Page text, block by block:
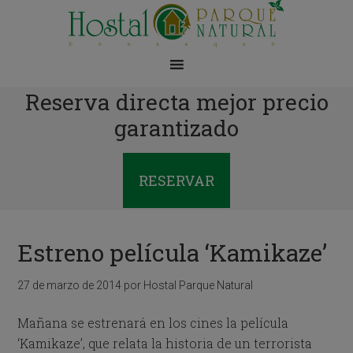
Reserva directa mejor precio
garantizado
RESERVAR
Estreno película ‘Kamikaze’
27 de marzo de 2014 por Hostal Parque Natural
Mañana se estrenará en los cines la película
‘Kamikaze’, que relata la historia de un terrorista